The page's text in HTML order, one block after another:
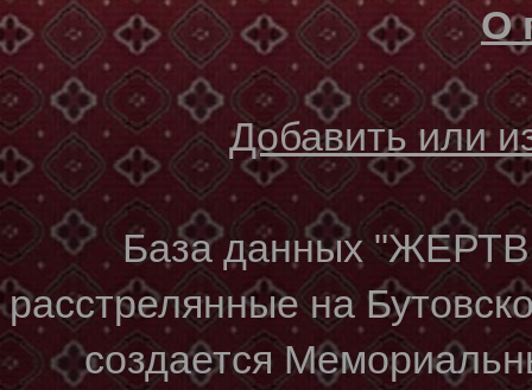
О
Добавить или
База данных
расстрелянные на
создается